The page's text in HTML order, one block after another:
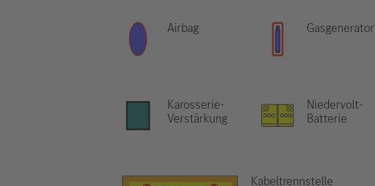
Airbag Gasgenerator
Karosserie-
Verstärkung
Niedervolt-
Batterie
Kabeltrennstelle